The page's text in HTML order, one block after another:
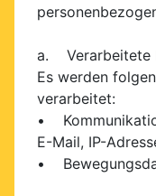
a. Verarbeitete
Es werden
verarbeitet:
•
E-Mail, IP-
•